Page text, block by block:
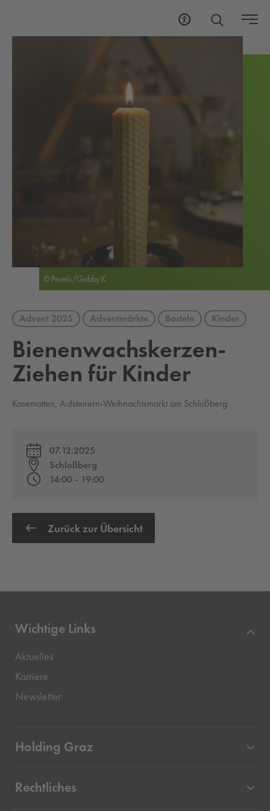
Advent 2025 Adventmärkte Basteln Kinder
Bie­nen­wachs­ker­zen-
Zie­hen für Kin­der
Kasematten, Aufsteirern-Weihnachtsmarkt am Schloßberg
07.12.2025
Schloßberg
14:00 - 19:00
© Pexels/Gabby K
Zurück zur Übersicht
Wichtige Links
Aktuelles
Karriere
Newsletter
Holding Graz
Beteiligungen
Rechtliches